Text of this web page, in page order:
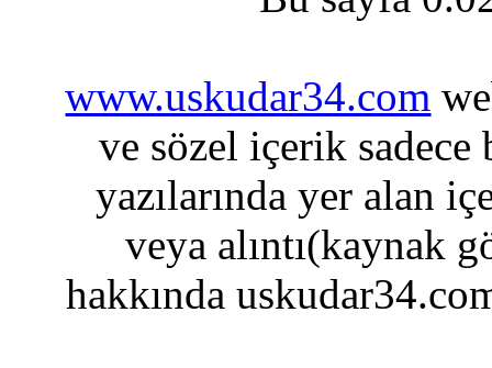
www.uskudar34.com
ve sözel içerik sadece
yazılarında yer alan
veya alıntı(kaynak
hakkında